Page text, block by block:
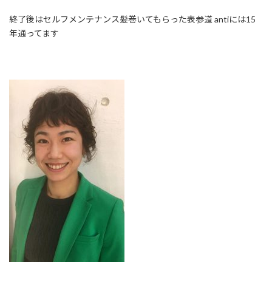
終了後はセルフメンテナンス髪巻いてもらった表参道 antiには15
年通ってます